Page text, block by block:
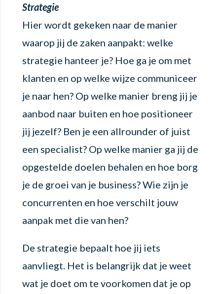
Strategie
Hier wordt gekeken naar de manier
waarop jij de zaken aanpakt: welke
strategie hanteer je? Hoe ga je om met
klanten en op welke wijze communiceer
je naar hen? Op welke manier breng jij je
aanbod naar buiten en hoe positioneer
jij jezelf? Ben je een allrounder of juist
een specialist? Op welke manier ga jij de
opgestelde doelen behalen en hoe borg
je de groei van je business? Wie zijn je
concurrenten en hoe verschilt jouw
aanpak met die van hen?
De strategie bepaalt hoe jij iets
aanvliegt. Het is belangrijk dat je weet
wat je doet om te voorkomen dat je op